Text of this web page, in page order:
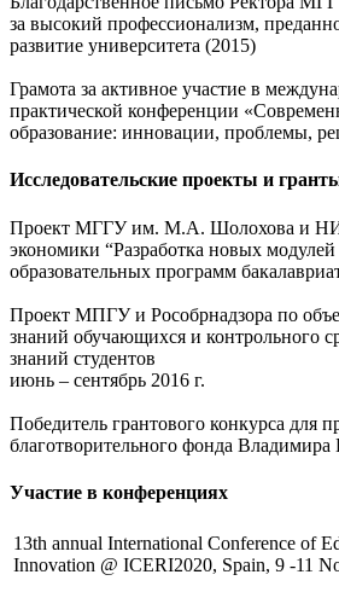
за высокий профессионализм,
развитие университета (2015)
Грамота за активное участие в
практической конференции
образование: инновации, проблемы,
Исследовательские проекты и
Проект МГГУ им. М.А. Шолохова и
экономики “Разработка новых
образовательных программ
Проект МПГУ и Рособрнадзора по
знаний обучающихся и контрольного
знаний студентов
июнь – сентябрь 2016 г.
Победитель грантового конкурса для
благотворительного фонда
Участие в конференциях
13th annual International Conference of
Innovation @ ICERI2020, Spain, 9 -11